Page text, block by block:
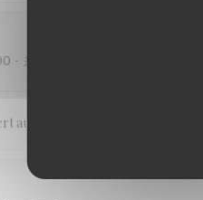
- 来宾 2
aux fruits pêche et abricots :